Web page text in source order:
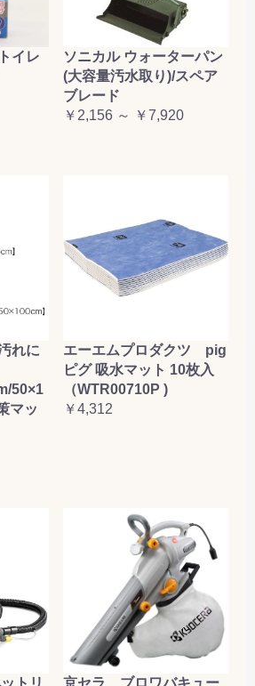
イレ
ソニカル ウォーターパン
(大容量汚水取り)/スペア
ブレード
￥2,156 ～ ￥7,920
れに
50×1
マッ
エーエムプロダクツ pig
ピグ 吸水マット 10枚入
（WTR00710P )
￥4,312
トリ 京セラ ブロワバキュー